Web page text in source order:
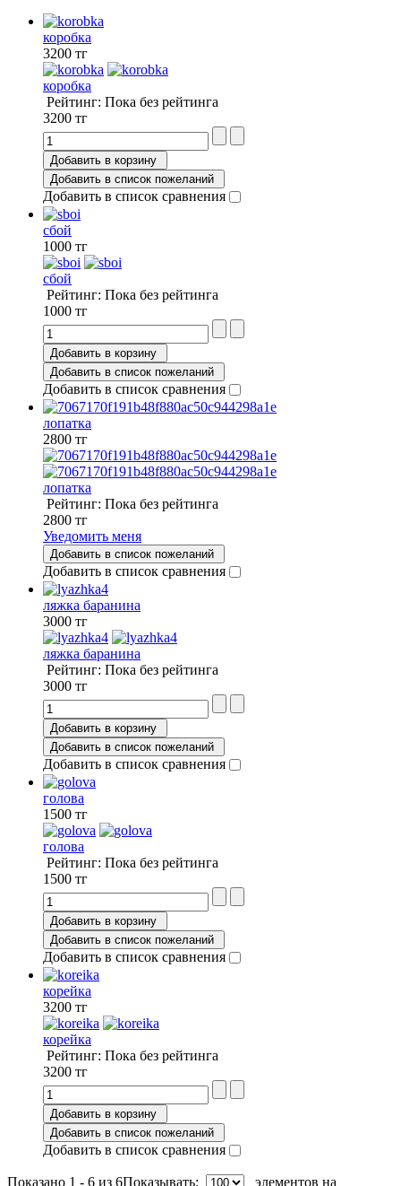
коробка
3200 тг
коробка
Рейтинг: Пока без рейтинга
3200 тг
Добавить в корзину
Добавить в список пожеланий
Добавить в список сравнения
сбой
1000 тг
сбой
Рейтинг: Пока без рейтинга
1000 тг
Добавить в корзину
Добавить в список пожеланий
Добавить в список сравнения
лопатка
2800 тг
лопатка
Рейтинг: Пока без рейтинга
2800 тг
Уведомить меня
Добавить в список пожеланий
Добавить в список сравнения
ляжка баранина
3000 тг
ляжка баранина
Рейтинг: Пока без рейтинга
3000 тг
Добавить в корзину
Добавить в список пожеланий
Добавить в список сравнения
голова
1500 тг
голова
Рейтинг: Пока без рейтинга
1500 тг
Добавить в корзину
Добавить в список пожеланий
Добавить в список сравнения
корейка
3200 тг
корейка
Рейтинг: Пока без рейтинга
3200 тг
Добавить в корзину
Добавить в список пожеланий
Добавить в список сравнения
Показано 1 - 6 из 6Показывать: элементов на